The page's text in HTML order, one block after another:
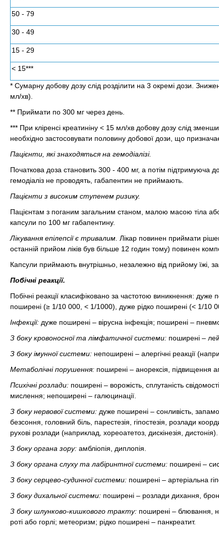
50 - 79
30 - 49
15 - 29
< 15***
* Сумарну добову дозу слід розділити на 3 окремі дози.
мл/хв).
** Приймати по 300 мг через день.
*** При кліренсі креатиніну < 15 мл/хв добову дозу слід
необхідно застосовувати половину добової дози, що
Пацієнти, які знаходяться на гемодіалізі.
Початкова доза становить 300 - 400 мг, а потім підтримуюча
гемодіаліз не проводять, габапентин не приймають.
Пацієнти з високим ступенем ризику.
Пацієнтам з поганим загальним станом, малою масою тіла
капсули по 100 мг габапентину.
Лікування епілепсії є тривалим. Лікар повинен приймати
останній прийом ліків був більше 12 годин тому) повинен
Капсули приймають внутрішньо, незалежно від прийому їжі,
Побічні реакції.
Побічні реакції класифіковано за частотою виникнення:
поширені (≥ 1/10 000, < 1/1000), дуже рідко поширені (< 1/10
Інфекції: дуже поширені – вірусна інфекція; поширені –
З боку кровоносної та лімфатичної системи: поширені –
З боку імунної системи: непоширені – алергічні реакції
Метаболічні порушення: поширені – анорексія, підвищення
Психічні розлади: поширені – ворожість, сплутаність
мислення; непоширені – галюцинації.
З боку нервової системи: дуже поширені – сонливість,
безсоння, головний біль, парестезія, гіпостезія, розлади
рухові розлади (наприклад, хореоатетоз, дискінезія, дистонія).
З боку органа зору: амбліопія, диплопія.
З боку органа слуху та лабіринтної системи: поширені –
З боку серцево-судинної системи: поширені – артеріальна
З боку дихальної системи: поширені – розлади дихання,
З боку шлунково-кишкового тракту: поширені – блювання,
роті або горлі; метеоризм; рідко поширені – панкреатит.